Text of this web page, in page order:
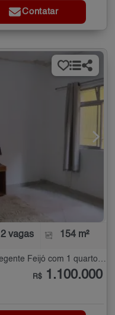
Contatar
2 vagas 154 m²
Prédio Comercial à Venda na Vila Regente Feijó com 1 quarto - 154 m²
R$ 1.100.000